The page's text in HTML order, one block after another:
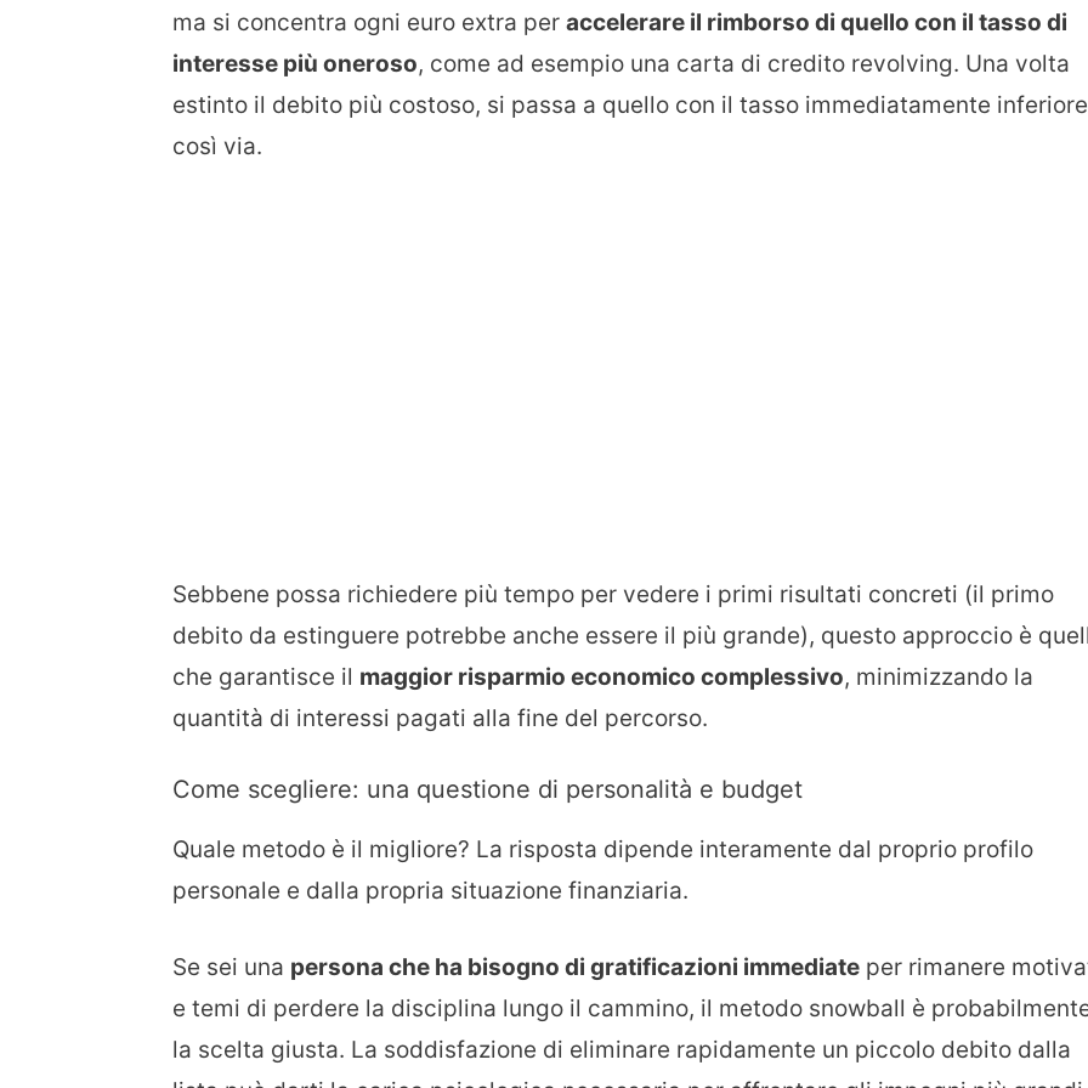
ma si concentra ogni euro extra per accelerare il rimborso di quello con il tasso di
interesse più oneroso, come ad esempio una carta di credito revolving. Una volta
estinto il debito più costoso, si passa a quello con il tasso immediatamente
così via.
Sebbene possa richiedere più tempo per vedere i primi risultati concreti (il primo
debito da estinguere potrebbe anche essere il più grande), questo approccio è
che garantisce il maggior risparmio economico complessivo, minimizzando la
quantità di interessi pagati alla fine del percorso.
Come scegliere: una questione di personalità e budget
Quale metodo è il migliore? La risposta dipende interamente dal proprio profilo
personale e dalla propria situazione finanziaria.
Se sei una persona che ha bisogno di gratificazioni immediate per rimanere
e temi di perdere la disciplina lungo il cammino, il metodo snowball è
la scelta giusta. La soddisfazione di eliminare rapidamente un piccolo debito dalla